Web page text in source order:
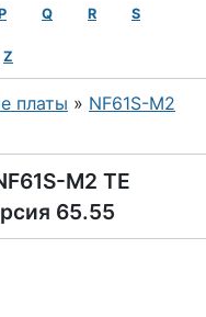
Q R S
Z
платы » NF61S-M2
M2 TE
65.55